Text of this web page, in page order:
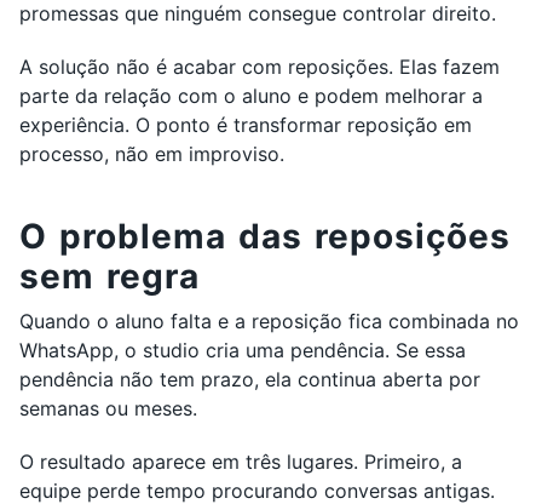
promessas que ninguém consegue controlar direito.
A solução não é acabar com reposições. Elas fazem
parte da relação com o aluno e podem melhorar a
experiência. O ponto é transformar reposição em
processo, não em improviso.
O problema das reposições
sem regra
Quando o aluno falta e a reposição fica combinada no
WhatsApp, o studio cria uma pendência. Se essa
pendência não tem prazo, ela continua aberta por
semanas ou meses.
O resultado aparece em três lugares. Primeiro, a
equipe perde tempo procurando conversas antigas.